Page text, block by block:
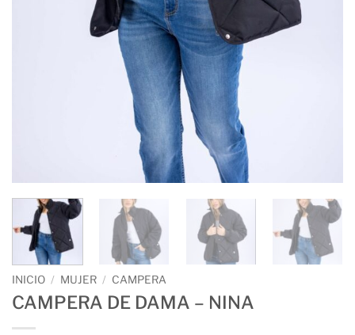
INICIO / MUJER / CAMPERA
CAMPERA DE DAMA – NINA